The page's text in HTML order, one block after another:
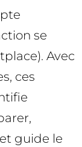
se
Avec
ces
guide le